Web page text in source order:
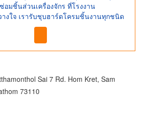
อมชิ้นส่วนเครื่องจักร ที่โรงงาน
างใจ เรารับชุบฮาร์ดโครมชิ้นงานทุกชนิด
Sai 7 Rd. Hom Kret, Sam
73110